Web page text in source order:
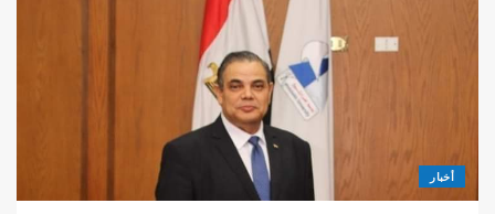
أخبار